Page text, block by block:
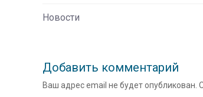
Новости
Добавить комментарий
Ваш адрес email не будет опубликован.